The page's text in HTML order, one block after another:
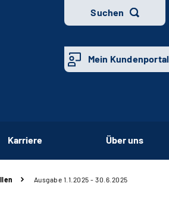
Suchen
Mein Kundenportal
Karriere Über uns
Ausgabe 1.1.2025 - 30.6.2025